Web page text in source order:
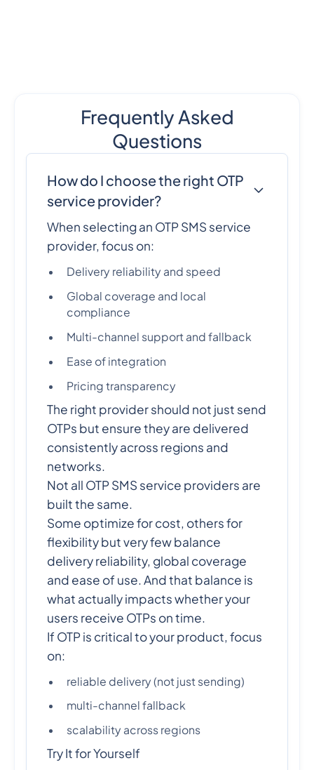
Frequently Asked
Questions
How do I choose the right OTP
service provider?
When selecting an OTP SMS service
provider, focus on:
Delivery reliability and speed
Global coverage and local
compliance
Multi-channel support and fallback
Ease of integration
Pricing transparency
The right provider should not just send
OTPs but ensure they are delivered
consistently across regions and
networks.
Not all OTP SMS service providers are
built the same.
Some optimize for cost, others for
flexibility but very few balance
delivery reliability, global coverage
and ease of use. And that balance is
what actually impacts whether your
users receive OTPs on time.
If OTP is critical to your product, focus
on:
reliable delivery (not just sending)
multi-channel fallback
scalability across regions
Try It for Yourself